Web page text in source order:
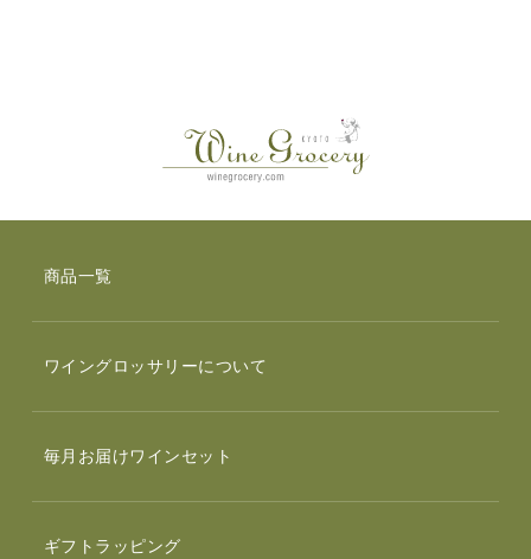
商品一覧
ワイングロッサリーについて
毎月お届けワインセット
ギフトラッピング